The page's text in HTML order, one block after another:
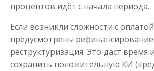
Сумма до
процентов идёт с начала периода.
Если возникли сложности с
предусмотрены
реструктуризация. Это даст время
сохранить положительную КИ